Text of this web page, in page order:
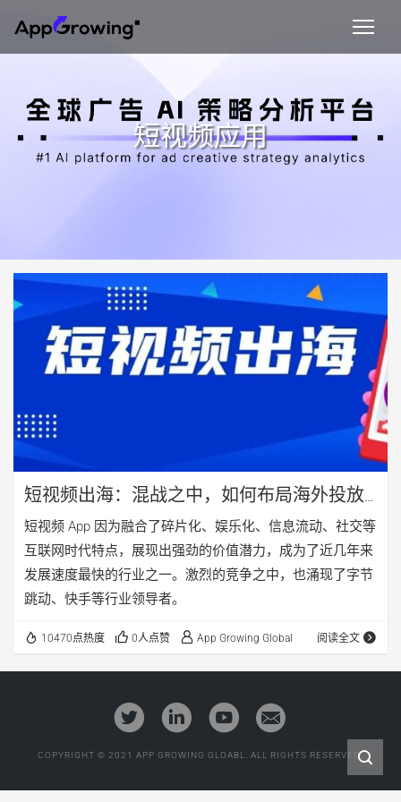
短视频应用
短视频出海：混战之中，如何布局海外投放
运营
短视频 App 因为融合了碎片化、娱乐化、信息流动、社交等
互联网时代特点，展现出强劲的价值潜力，成为了近几年来
发展速度最快的行业之一。激烈的竞争之中，也涌现了字节
跳动、快手等行业领导者。
10470点热度 0人点赞 App Growing Global 阅读全文
COPYRIGHT © 2021 APP GROWING GLOABL. ALL RIGHTS RESERVED.